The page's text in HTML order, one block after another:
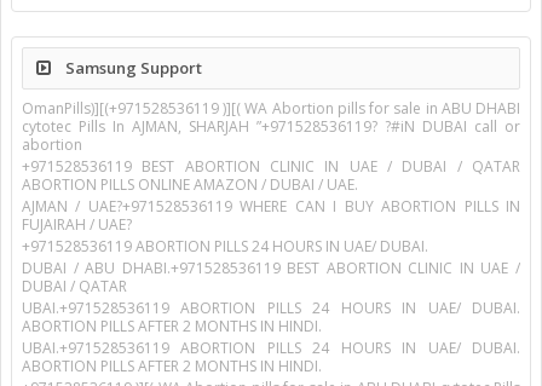
Samsung Support
OmanPills)][(+971528536119 )][( WA Abortion pills for sale in ABU DHABI
cytotec Pills In AJMAN, SHARJAH ”+971528536119? ?#iN DUBAI call or
abortion
+971528536119 BEST ABORTION CLINIC IN UAE / DUBAI / QATAR
ABORTION PILLS ONLINE AMAZON / DUBAI / UAE.
AJMAN / UAE?+971528536119 WHERE CAN I BUY ABORTION PILLS IN
FUJAIRAH / UAE?
+971528536119 ABORTION PILLS 24 HOURS IN UAE/ DUBAI.
DUBAI / ABU DHABI.+971528536119 BEST ABORTION CLINIC IN UAE /
DUBAI / QATAR
UBAI.+971528536119 ABORTION PILLS 24 HOURS IN UAE/ DUBAI.
ABORTION PILLS AFTER 2 MONTHS IN HINDI.
UBAI.+971528536119 ABORTION PILLS 24 HOURS IN UAE/ DUBAI.
ABORTION PILLS AFTER 2 MONTHS IN HINDI.